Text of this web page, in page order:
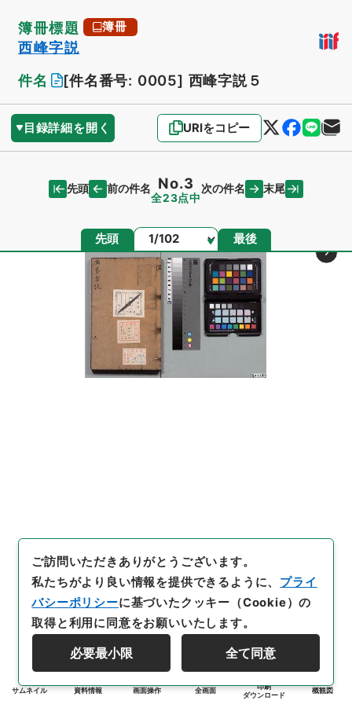
簿冊標題 簿冊
西峰字説
件名
[件名番号: 0005] 西峰字説５
目録詳細を開く URIをコピー
先頭 前の件名 No.3
全23点中
次の件名 末尾
先頭 ページ 最後
サムネイル 資料情報 画面操作 全画面
印刷
ダウンロード
概観図
ご訪問いただきありがとうございます。
私たちがより良い情報を提供できるように、 プライ
バシーポリシーに基づいたクッキー（Cookie）の
取得と利用に同意をお願いいたします。
必要最小限 全て同意